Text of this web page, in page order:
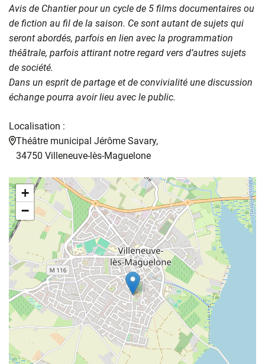
Avis de Chantier pour un cycle de 5 films documentaires ou
de fiction au fil de la saison. Ce sont autant de sujets qui
seront abordés, parfois en lien avec la programmation
théâtrale, parfois attirant notre regard vers d’autres sujets
de société.
Dans un esprit de partage et de convivialité une discussion
échange pourra avoir lieu avec le public.
Localisation :
Théâtre municipal Jérôme Savary,
34750 Villeneuve-lès-Maguelone
+
−